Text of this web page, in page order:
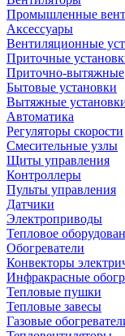
Промышленные
Аксессуары
Вентиляционные
Приточные
Приточно-вытяжные
Бытовые установки
Вытяжные
Автоматика
Регуляторы скорости
Смесительные узлы
Щиты управления
Контроллеры
Пульты управления
Датчики
Электроприводы
Тепловое
Обогреватели
Конвекторы
Инфракрасные
Тепловые пушки
Тепловые завесы
Газовые